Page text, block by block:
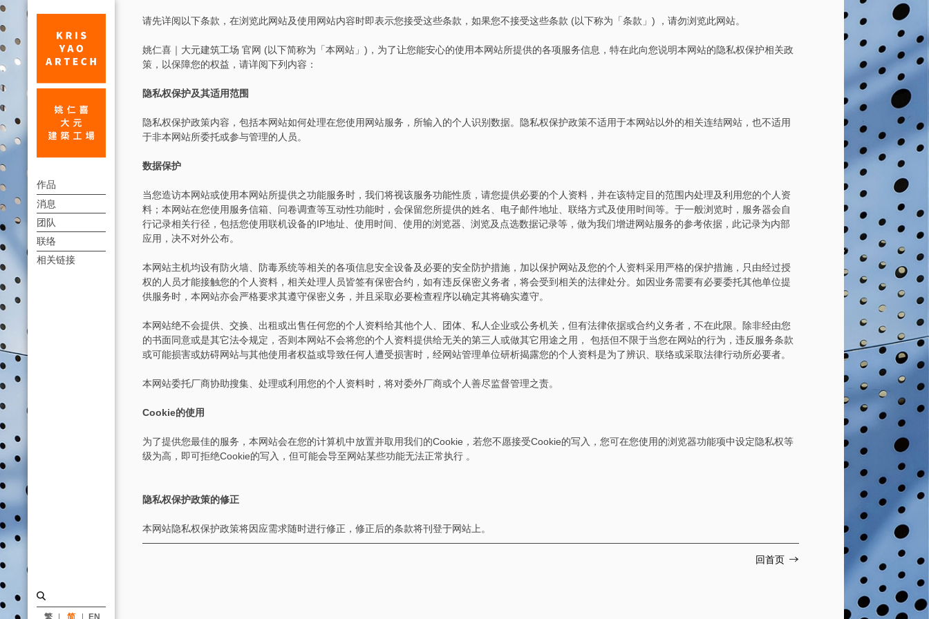
私
政
策
|
上
方
連
結
選
單
作品
消息
团队
联络
相关链接
繁 简 EN
隐
政
策
请先详阅以下条款，在浏览此网站及使用网站内容时即表示您接受这些条款，如果您不接受这些条款 (以下称为「条款」) ，请勿浏览此网站。
姚仁喜｜大元建筑工场 官网 (以下简称为「本网站」)，为了让您能安心的使用本网站所提供的各项服务信息，特在此向您说明本网站的隐私权保护相关政
策，以保障您的权益，请详阅下列内容：
隐私权保护及其适用范围
隐私权保护政策内容，包括本网站如何处理在您使用网站服务，所输入的个人识别数据。隐私权保护政策不适用于本网站以外的相关连结网站，也不适用
于非本网站所委托或参与管理的人员。
数据保护
当您造访本网站或使用本网站所提供之功能服务时，我们将视该服务功能性质，请您提供必要的个人资料，并在该特定目的范围内处理及利用您的个人资
料；本网站在您使用服务信箱、问卷调查等互动性功能时，会保留您所提供的姓名、电子邮件地址、联络方式及使用时间等。于一般浏览时，服务器会自
行记录相关行径，包括您使用联机设备的IP地址、使用时间、使用的浏览器、浏览及点选数据记录等，做为我们增进网站服务的参考依据，此记录为内部
应用，决不对外公布。
本网站主机均设有防火墙、防毒系统等相关的各项信息安全设备及必要的安全防护措施，加以保护网站及您的个人资料采用严格的保护措施，只由经过授
权的人员才能接触您的个人资料，相关处理人员皆签有保密合约，如有违反保密义务者，将会受到相关的法律处分。如因业务需要有必要委托其他单位提
供服务时，本网站亦会严格要求其遵守保密义务，并且采取必要检查程序以确定其将确实遵守。
本网站绝不会提供、交换、出租或出售任何您的个人资料给其他个人、团体、私人企业或公务机关，但有法律依据或合约义务者，不在此限。除非经由您
的书面同意或是其它法令规定，否则本网站不会将您的个人资料提供给无关的第三人或做其它用途之用， 包括但不限于当您在网站的行为，违反服务条款
或可能损害或妨碍网站与其他使用者权益或导致任何人遭受损害时，经网站管理单位研析揭露您的个人资料是为了辨识、联络或采取法律行动所必要者。
本网站委托厂商协助搜集、处理或利用您的个人资料时，将对委外厂商或个人善尽监督管理之责。
Cookie的使用
为了提供您最佳的服务，本网站会在您的计算机中放置并取用我们的Cookie，若您不愿接受Cookie的写入，您可在您使用的浏览器功能项中设定隐私权等
级为高，即可拒绝Cookie的写入，但可能会导至网站某些功能无法正常执行 。
隐私权保护政策的修正
本网站隐私权保护政策将因应需求随时进行修正，修正后的条款将刊登于网站上。
回首页